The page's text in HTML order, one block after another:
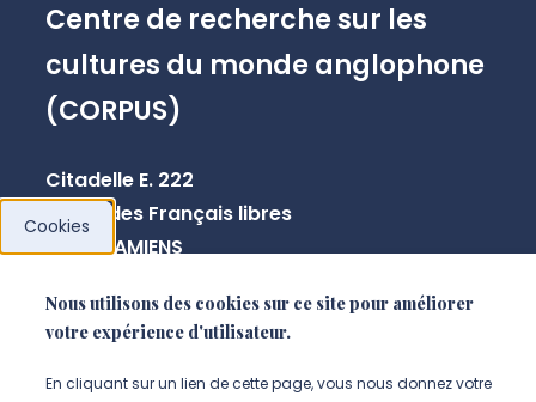
Centre de recherche sur les
cultures du monde anglophone
(CORPUS)
Citadelle E. 222
10 rue des Français libres
80080 AMIENS
NOUS CONTACTER
Cookies
Nous utilisons des cookies sur ce site pour améliorer
votre expérience d'utilisateur.
En cliquant sur un lien de cette page, vous nous donnez votre